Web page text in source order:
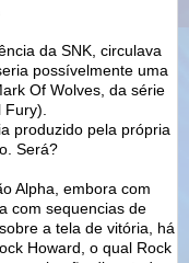
da SNK, circulava
possívelmente uma
Of Wolves, da série
produzido pela própria
Será?
Alpha, embora com
com sequencias de
a tela de vitória, há
Howard, o qual Rock